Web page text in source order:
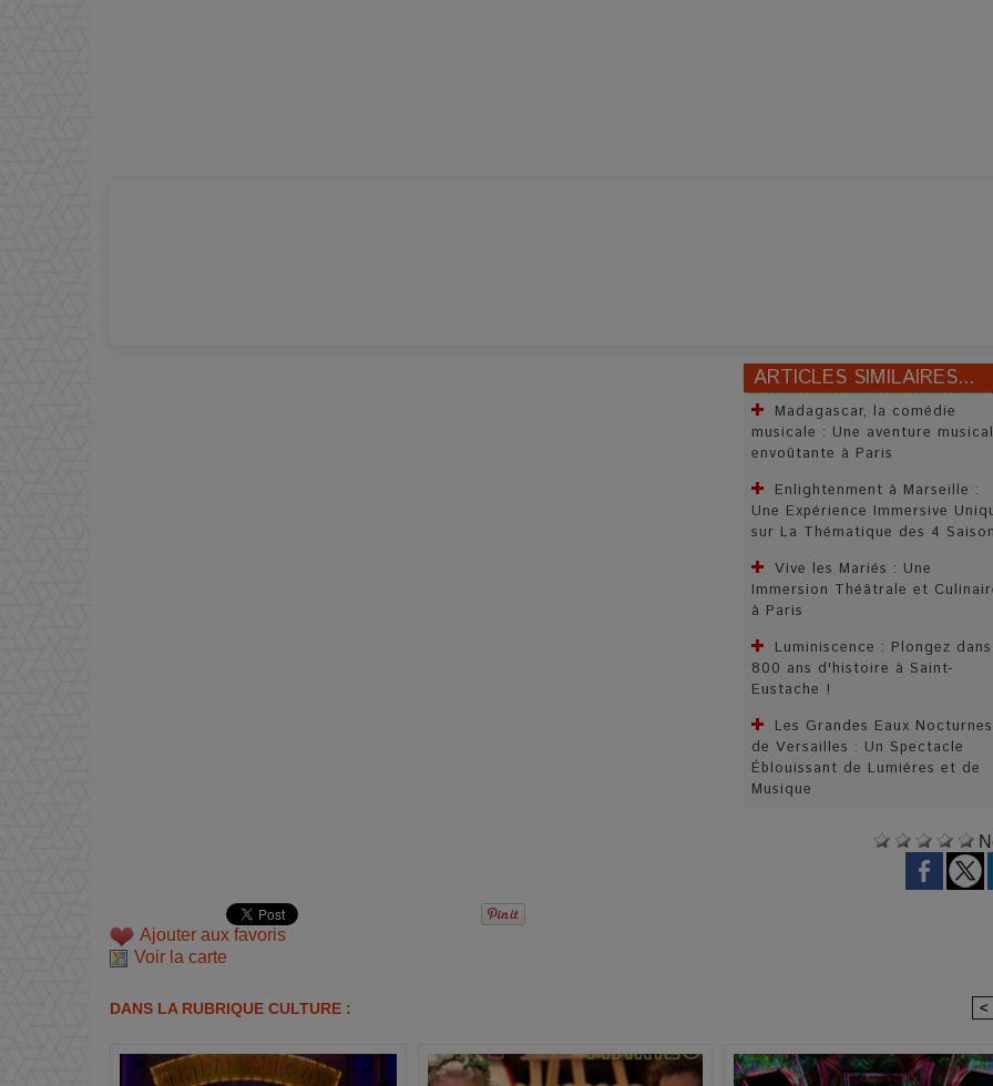
ARTICLES SIMILAIRES...
Madagascar, la comédie
musicale : Une aventure
envoûtante à Paris
Enlightenment à Marseille :
Une Expérience Immersive
sur La Thématique des 4
Vive les Mariés : Une
Immersion Théâtrale et
à Paris
Luminiscence : Plongez dans
800 ans d'histoire à Saint-
Eustache !
Les Grandes Eaux Nocturnes
de Versailles : Un Spectacle
Éblouissant de Lumières et de
Musique
Ajouter aux favoris
Voir la carte
DANS LA RUBRIQUE CULTURE : <